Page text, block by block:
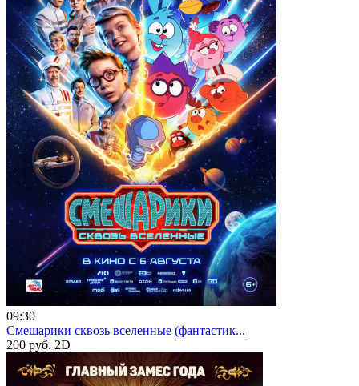
09:30
Смешарики сквозь вселенные (фантастик...
200 руб. 2D